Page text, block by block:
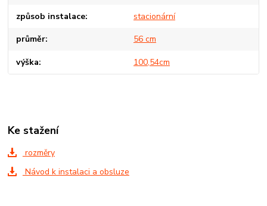
způsob instalace stacionární
průměr 56 cm
výška 100,54cm
Ke stažení
rozměry
Návod k instalaci a obsluze